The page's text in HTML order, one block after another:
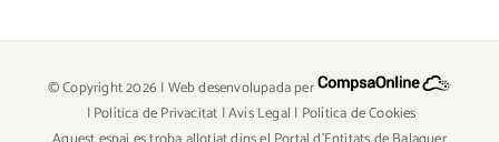
© Copyright2026 | Web desenvolupada per
|Política de Privacitat |Avís Legal | Política de Cookies